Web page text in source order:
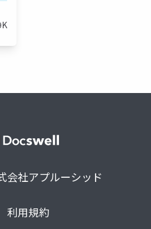
会社アプルーシッド
利用規約